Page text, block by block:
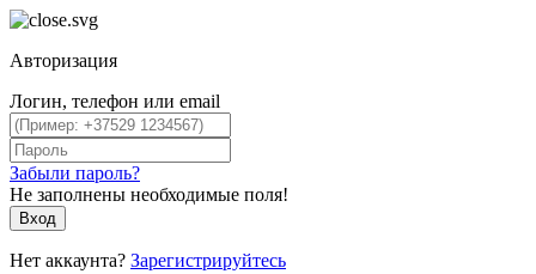
Авторизация
Логин, телефон или email
Забыли пароль?
Не заполнены необходимые поля!
Вход
Нет аккаунта? Зарегистрируйтесь